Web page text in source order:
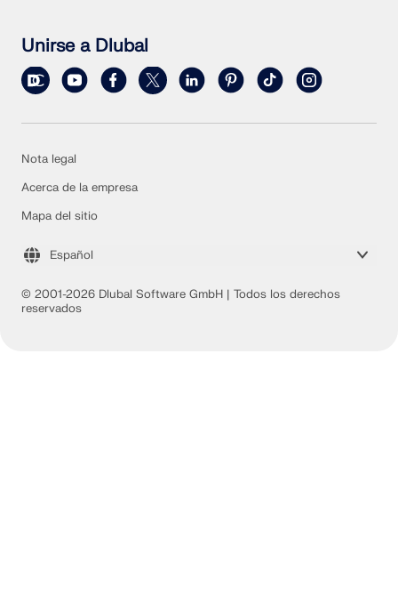
Unirse a Dlubal
© 2001-2026 Dlubal Software GmbH | Todos los derechos
reservados
Nota legal
Acerca de la empresa
Mapa del sitio
Español